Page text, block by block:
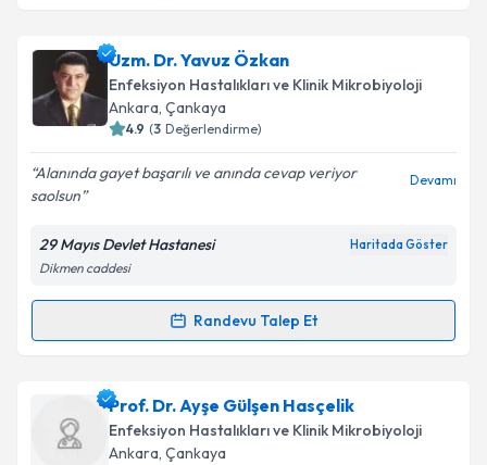
Uzm. Dr. Ayşe Gül Mutluiçin randevu takvimi talebi
oluşturun. Size bu uzmandan randevu almanız için bir
takvim hazırlandığında e-posta ile bilgilendireceğiz.
Kişisel verilerimin işlenmesine ilişkin
Aydınlatma
Metni
kapsamda işlenmesini kabul ediyorum.
Uzm. Dr. Yavuz Özkan
Enfeksiyon Hastalıkları ve Klinik Mikrobiyoloji
Ankara, Çankaya
4.9 (3 Değerlendirme)
Alanında gayet başarılı ve anında cevap veriyor
saolsun
Devamı
29 Mayıs Devlet Hastanesi Haritada Göster
Dikmen caddesi
Randevu Talep Et
Randevu Takvimi Talebi
Uzm. Dr. Yavuz Özkaniçin randevu takvimi talebi
oluşturun. Size bu uzmandan randevu almanız için bir
takvim hazırlandığında e-posta ile bilgilendireceğiz.
Prof. Dr. Ayşe Gülşen Hasçelik
Enfeksiyon Hastalıkları ve Klinik Mikrobiyoloji
Ankara, Çankaya